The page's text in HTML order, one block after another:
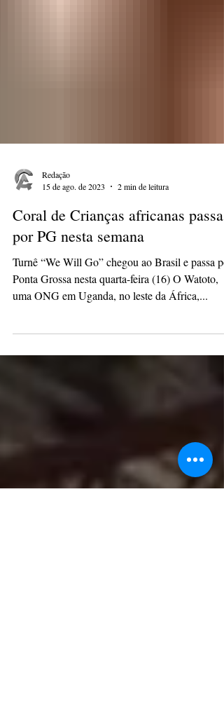
Redação
15 de ago. de 2023
2 min de leitura
Coral de Crianças africanas passa
por PG nesta semana
Ponta Grossa nesta quarta-feira (16) O Watoto,